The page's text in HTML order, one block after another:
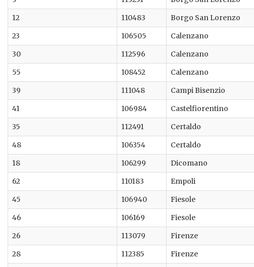
12
110483 Borgo San Lorenzo
23
106505 Calenzano
30
112596 Calenzano
55
108452 Calenzano
39
111048 Campi Bisenzio
41
106984 Castelfiorentino
35
112491 Certaldo
48
106354 Certaldo
18
106299 Dicomano
62
110183 Empoli
45
106940 Fiesole
46
106169 Fiesole
26
113079 Firenze
28
112385 Firenze